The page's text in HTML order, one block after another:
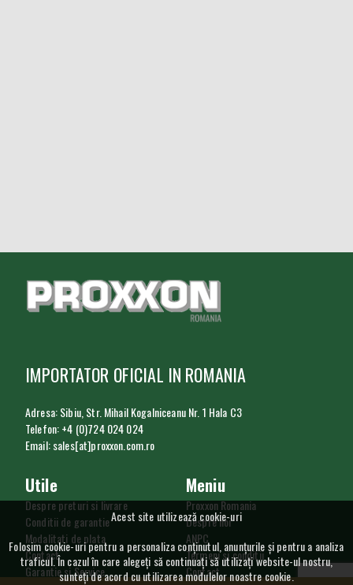
IMPORTATOR OFICIAL IN ROMANIA
Adresa: Sibiu, Str. Mihail Kogalniceanu Nr. 1 Hala C3
Telefon: +4 (0)724 024 024
Email: sales[at]proxxon.com.ro
Meniu
Proxxon Romania
Despre noi
ANPC
Termeni si conditii
Contact
Utile
Despre preturi si livrare
Conditii de garantie
Modalitati de plata
Contact
Garantie si Service
Acest site utilizează cookie-uri
Folosim cookie-uri pentru a personaliza conținutul, anunțurile și pentru a analiza
traficul. În cazul în care alegeți să continuați să utilizați website-ul nostru,
sunteți de acord cu utilizarea modulelor noastre cookie.